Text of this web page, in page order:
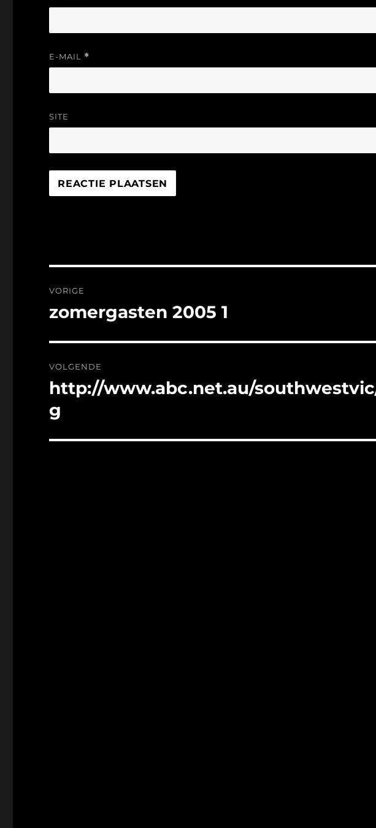
E-MAIL *
SITE
navigatie
VORIGE
Vorig
zomergasten 2005 1
VOLGENDE
Volgend
http://www.abc.net.au/
g